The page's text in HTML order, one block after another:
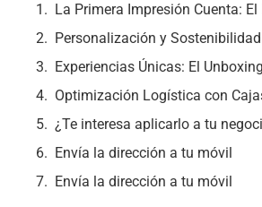
La Primera Impresión Cuenta:
Personalización y
Experiencias Únicas: El
Optimización Logística con
¿Te interesa aplicarlo a tu
Envía la dirección a tu móvil
Envía la dirección a tu móvil